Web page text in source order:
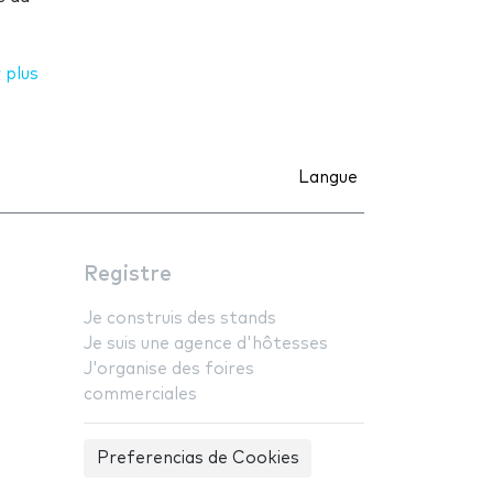
Langue
Registre
Je construis des stands
Je suis une agence d'hôtesses
J'organise des foires
commerciales
Preferencias de Cookies